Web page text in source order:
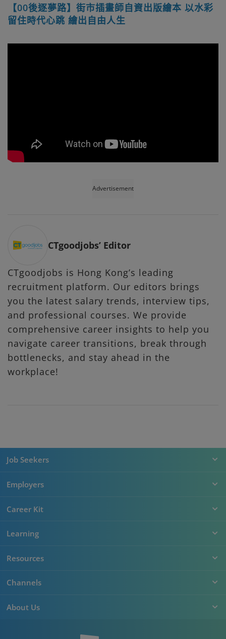
【00後逐夢路】街市插畫師自資出版繪本 以水彩
留住時代心跳 繪出自由人生
Advertisement
CTgoodjobs’ Editor
CTgoodjobs is Hong Kong’s leading
recruitment platform. Our editors brings
you the latest salary trends, interview tips,
and professional courses. We provide
comprehensive career insights to help you
navigate career transitions, break through
bottlenecks, and stay ahead in the
workplace!
Job Seekers
Employers
Career Kit
Learning
Resources
Channels
About Us